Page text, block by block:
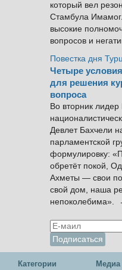
который вел
Стамбула
высокие
вопросов и
Повестка дня
Четыре
для решения
вопроса
Во вторник лидер
Девлет Бахчели
парламентской
формулировку:
обретёт покой,
Ахметы — свои
свой дом, наша
непоколебима».
Категории Медиа